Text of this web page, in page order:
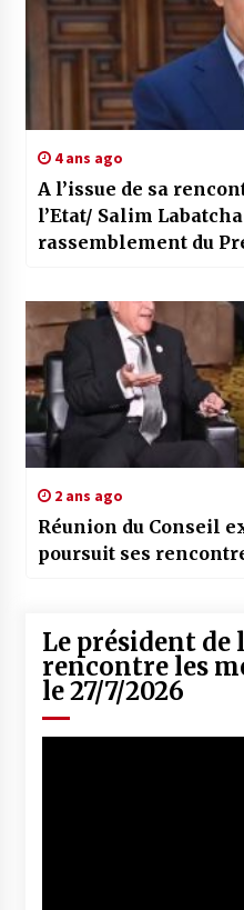
4 ans ago
A l’issue de sa
l’Etat/ Salim
rassemblement du
2 ans ago
Réunion du Conseil
poursuit ses
Le président de
rencontre les
le 27/7/2026